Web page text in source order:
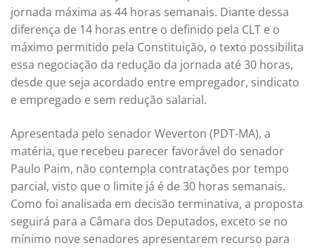
jornada máxima as 44 horas semanais. Diante dessa
diferença de 14 horas entre o definido pela CLT e o
máximo permitido pela Constituição, o texto possibilita
essa negociação da redução da jornada até 30 horas,
desde que seja acordado entre empregador, sindicato
e empregado e sem redução salarial.
Apresentada pelo senador Weverton (PDT-MA), a
matéria, que recebeu parecer favorável do senador
Paulo Paim, não contempla contratações por tempo
parcial, visto que o limite já é de 30 horas semanais.
Como foi analisada em decisão terminativa, a proposta
seguirá para a Câmara dos Deputados, exceto se no
mínimo nove senadores apresentarem recurso para